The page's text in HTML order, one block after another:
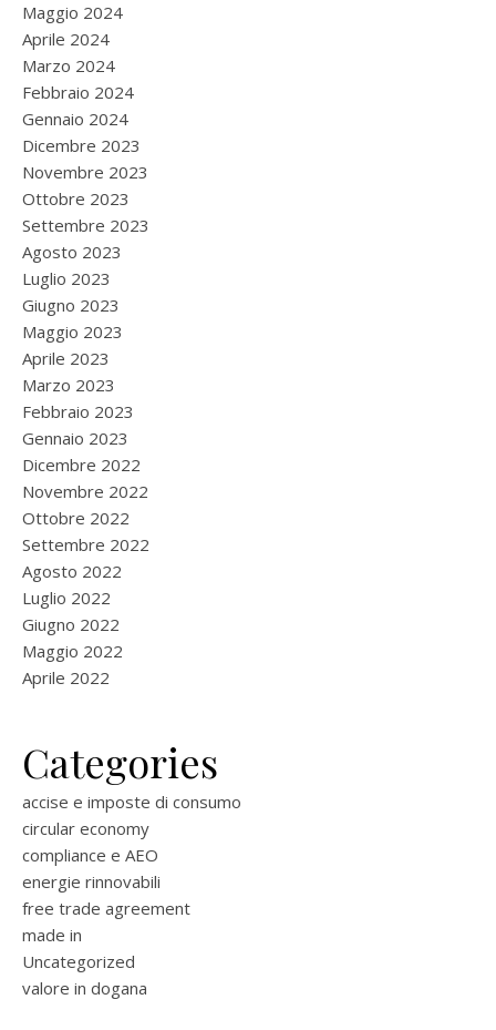
Maggio 2024
Aprile 2024
Marzo 2024
Febbraio 2024
Gennaio 2024
Dicembre 2023
Novembre 2023
Ottobre 2023
Settembre 2023
Agosto 2023
Luglio 2023
Giugno 2023
Maggio 2023
Aprile 2023
Marzo 2023
Febbraio 2023
Gennaio 2023
Dicembre 2022
Novembre 2022
Ottobre 2022
Settembre 2022
Agosto 2022
Luglio 2022
Giugno 2022
Maggio 2022
Aprile 2022
Categories
accise e imposte di consumo
circular economy
compliance e AEO
energie rinnovabili
free trade agreement
made in
Uncategorized
valore in dogana